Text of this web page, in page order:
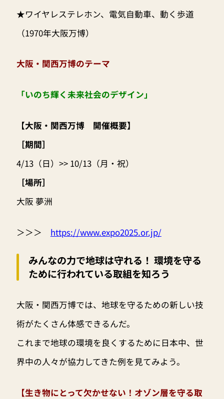
★ワイヤレステレホン、電気自動車、動く歩道
（1970年大阪万博）
大阪・関西万博のテーマ
「いのち輝く未来社会のデザイン」
【大阪・関西万博 開催概要】
［期間］
4/13（日）>> 10/13（月・祝）
［場所］
大阪 夢洲
＞＞＞ https://www.expo2025.or.jp/
みんなの力で地球は守れる！ 環境を守る
ために行われている取組を知ろう
大阪・関西万博では、地球を守るための新しい技
術がたくさん体感できるんだ。
これまで地球の環境を良くするために日本中、世
界中の人々が協力してきた例を見てみよう。
【生き物にとって欠かせない！オゾン層を守る取